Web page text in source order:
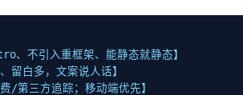
、不引入重框架、能静态就静态】
留白多，文案说人话】
/第三方追踪；移动端优先】